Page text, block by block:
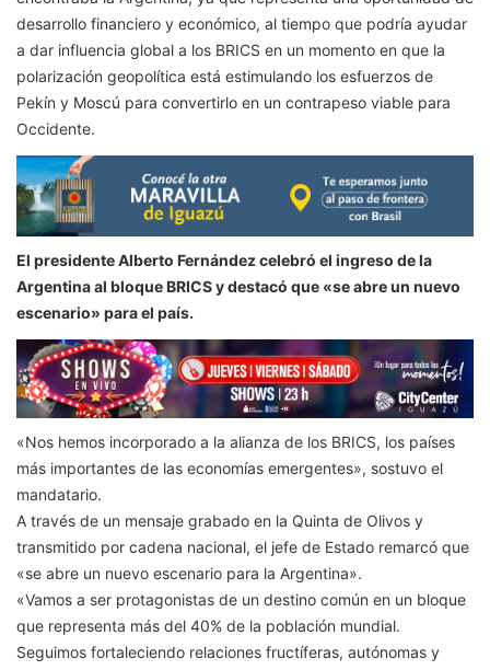
desarrollo financiero y económico, al tiempo que podría ayudar
a dar influencia global a los BRICS en un momento en que la
polarización geopolítica está estimulando los esfuerzos de
Pekín y Moscú para convertirlo en un contrapeso viable para
Occidente.
El presidente Alberto Fernández celebró el ingreso de la
Argentina al bloque BRICS y destacó que «se abre un nuevo
escenario» para el país.
«Nos hemos incorporado a la alianza de los BRICS, los países
más importantes de las economías emergentes», sostuvo el
mandatario.
A través de un mensaje grabado en la Quinta de Olivos y
transmitido por cadena nacional, el jefe de Estado remarcó que
«se abre un nuevo escenario para la Argentina».
«Vamos a ser protagonistas de un destino común en un bloque
que representa más del 40% de la población mundial.
Seguimos fortaleciendo relaciones fructíferas, autónomas y